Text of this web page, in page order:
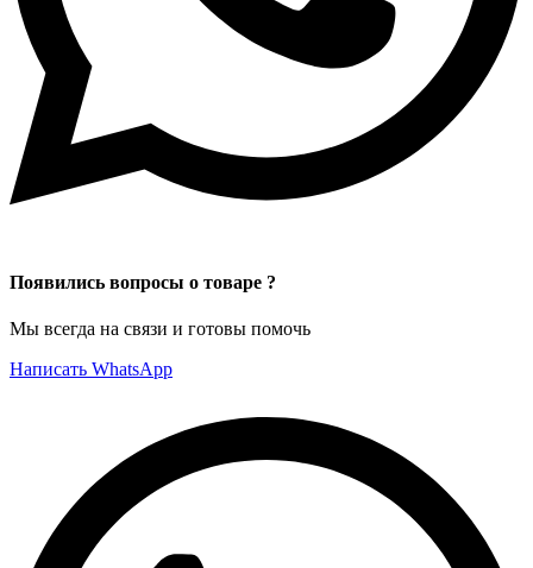
Появились вопросы о товаре ?
Мы всегда на связи и готовы помочь
Написать WhatsApp